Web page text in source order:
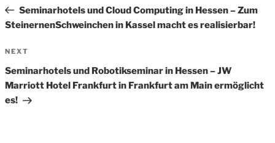
PostSeminarhotels und Cloud Computing in Hessen – Zum
SteinernenSchweinchen in Kassel macht es realisierbar!
Next
Post
NEXT
Seminarhotels und Robotikseminar in Hessen – JW
Marriott Hotel Frankfurt in Frankfurt am Main ermöglicht
es!